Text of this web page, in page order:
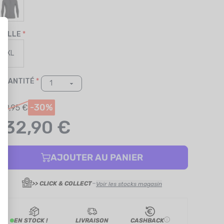
XL
€ -30%
€
AJOUTER AU PANIER
>> CLICK & COLLECT-Voir les stocks magasin
EN STOCK ! LIVRAISON CASHBACK